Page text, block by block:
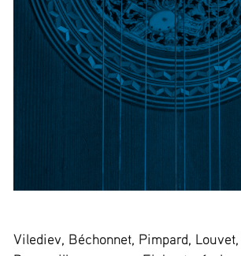
Vilediev, Béchonnet, Pimpard,